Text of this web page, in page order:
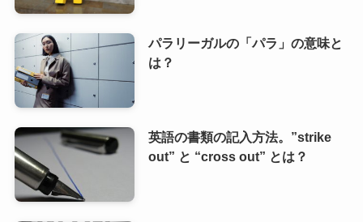
パラリーガルの「パラ」の意味と
は？
英語の書類の記入方法。”strike
out” と “cross out” とは？